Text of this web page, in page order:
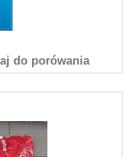
do porówania